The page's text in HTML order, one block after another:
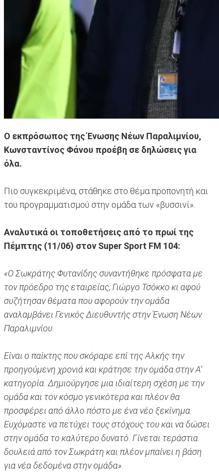
Ο εκπρόσωπος της Ένωσης Νέων Παραλιμνίου,
Κωνσταντίνος Φάνου προέβη σε δηλώσεις για
όλα.
Πιο συγκεκριμένα, στάθηκε στο θέμα προπονητή και
του προγραμματισμού στην ομάδα των «βυσσινί».
Αναλυτικά οι τοποθετήσεις από το πρωί της
Πέμπτης (11/06) στον Super Sport FM 104:
«Ο Σωκράτης Φυτανίδης συναντήθηκε πρόσφατα με
τον πρόεδρο της εταιρείας, Γιώργο Τσόκκο κι αφού
συζήτησαν θέματα που αφορούν την ομάδα
αναλαμβάνει Γενικός Διευθυντής στην Ένωση Νέων
Παραλιμνίου.
Είναι ο παίκτης που σκόραρε επί της Αλκής την
προηγούμενη χρονιά και κράτησε την ομάδα στην Α’
κατηγορία. Δημιούργησε μια ιδιαίτερη σχέση με την
ομάδα και τον κόσμο γενικότερα και πλέον θα
προσφέρει από άλλο πόστο με ένα νέο ξεκίνημα.
Ευχόμαστε να πετύχει τους στόχους του και να δώσει
στην ομάδα το καλύτερο δυνατό. Γίνεται τεράστια
δουλειά από τον Σωκράτη και πλέον μπαίνει η βάση
για νέα δεδομένα στην ομάδα».